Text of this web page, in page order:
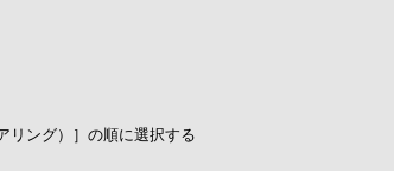
リング）］の順に選択する